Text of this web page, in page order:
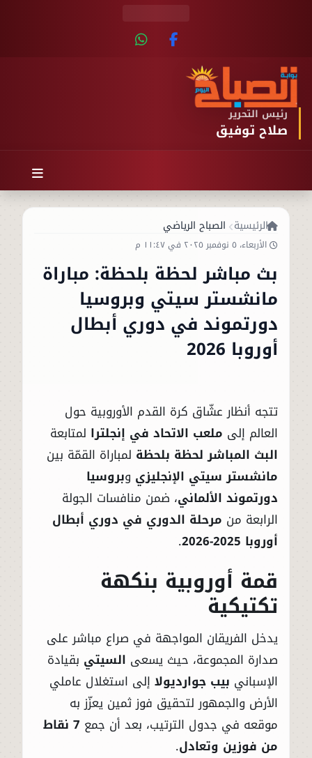
رئيس التحرير
صلاح توفيق
الرئيسية الصباح الرياضي
الأربعاء، ٥ نوفمبر ٢٠٢٥ في ١١:٤٧ م
بث مباشر لحظة بلحظة: مباراة
مانشستر سيتي وبروسيا
دورتموند في دوري أبطال
أوروبا 2026
تتجه أنظار عشّاق كرة القدم الأوروبية حول
العالم إلى ملعب الاتحاد في إنجلترا لمتابعة
البث المباشر لحظة بلحظة لمباراة القمّة بين
مانشستر سيتي الإنجليزي وبروسيا
دورتموند الألماني، ضمن منافسات الجولة
الرابعة من مرحلة الدوري في دوري أبطال
أوروبا 2025-2026
.
قمة أوروبية بنكهة
تكتيكية
يدخل الفريقان المواجهة في صراع مباشر على
صدارة المجموعة، حيث يسعى السيتي بقيادة
الإسباني بيب جوارديولا إلى استغلال عاملي
الأرض والجمهور لتحقيق فوز ثمين يعزّز به
موقعه في جدول الترتيب، بعد أن جمع
7 نقاط
من فوزين وتعادل.